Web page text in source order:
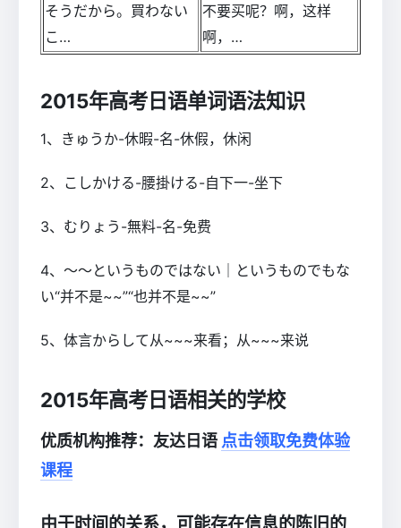
そうだから。買わない
こ…
不要买呢？啊，这样
啊，…
2015年高考日语单词语法知识
1、きゅうか-休暇-名-休假，休闲
2、こしかける-腰掛ける-自下一-坐下
3、むりょう-無料-名-免费
4、～～というものではない｜というものでもな
い“并不是~~”“也并不是~~”
5、体言からして从~~~来看；从~~~来说
2015年高考日语相关的学校
优质机构推荐：友达日语 点击领取免费体验
课程